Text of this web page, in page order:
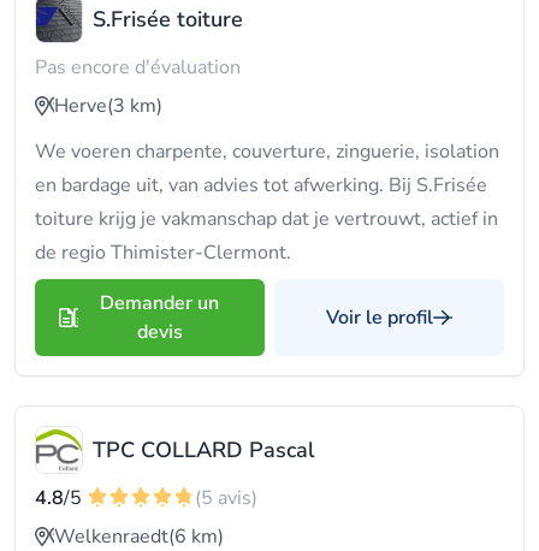
S.Frisée toiture
Pas encore d'évaluation
Herve(3 km)
We voeren charpente, couverture, zinguerie, isolation
en bardage uit, van advies tot afwerking. Bij S.Frisée
toiture krijg je vakmanschap dat je vertrouwt, actief in
de regio Thimister-Clermont.
Demander un
devis
Voir le profil
TPC COLLARD Pascal
4.8/5
(5 avis)
Welkenraedt(6 km)